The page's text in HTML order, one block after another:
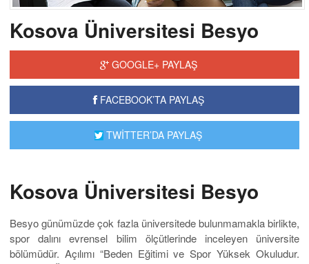
Kosova Üniversitesi Besyo
GOOGLE+ PAYLAŞ
FACEBOOK’TA PAYLAŞ
TWİTTER’DA PAYLAŞ
Kosova Üniversitesi Besyo
Besyo günümüzde çok fazla üniversitede bulunmamakla birlikte,
spor dalını evrensel bilim ölçütlerinde inceleyen üniversite
bölümüdür. Açılımı “Beden Eğitimi ve Spor Yüksek Okuludur.